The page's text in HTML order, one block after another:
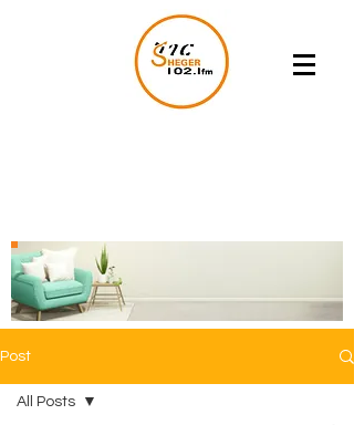
Post
All Posts